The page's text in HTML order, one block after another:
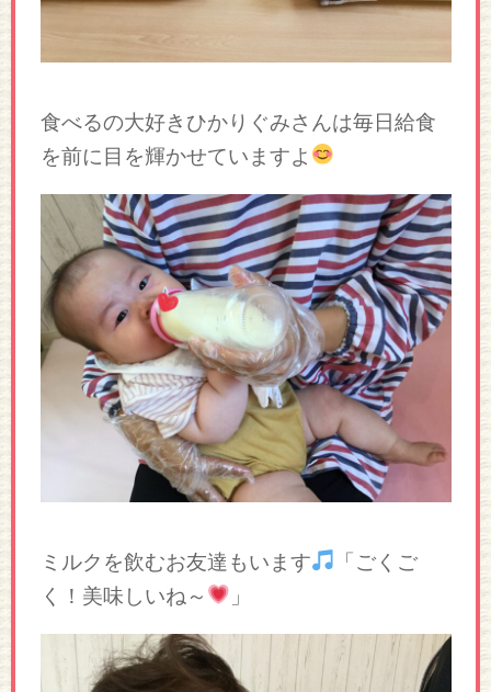
食べるの大好きひかりぐみさんは毎日給食
を前に目を輝かせていますよ
ミルクを飲むお友達もいます
「ごくご
く！美味しいね～
」